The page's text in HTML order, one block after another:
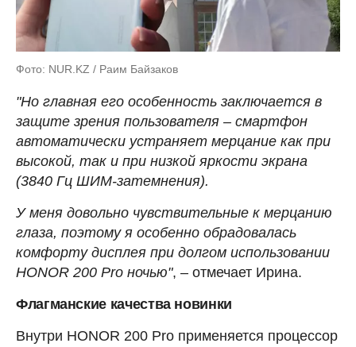
Фото: NUR.KZ / Раим Байзаков
"Но главная его особенность заключается в
защите зрения пользователя – смартфон
автоматически устраняет мерцание как при
высокой, так и при низкой яркости экрана
(3840 Гц ШИМ-затемнения).
У меня довольно чувствительные к мерцанию
глаза, поэтому я особенно обрадовалась
комфорту дисплея при долгом использовании
HONOR 200 Pro ночью", – отмечает Ирина.
Флагманские качества новинки
Внутри HONOR 200 Pro применяется процессор